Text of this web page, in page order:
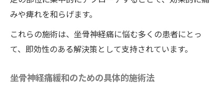
みや痺れを和らげます。
これらの施術は、坐骨神経痛に悩む多くの患者にとっ
て、即効性のある解決策として支持されています。
坐骨神経痛緩和のための具体的施術法